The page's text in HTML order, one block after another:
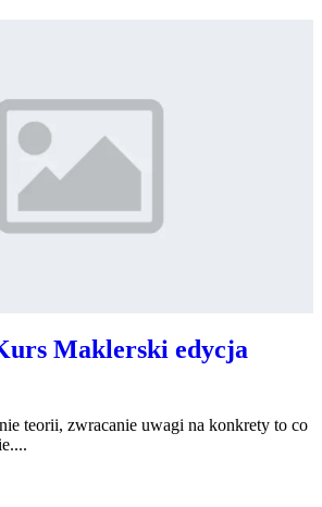
Maklerski edycja
teorii, zwracanie uwagi na konkrety to co